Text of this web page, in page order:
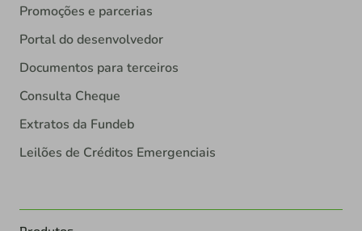
Promoções e parcerias
Portal do desenvolvedor
Documentos para terceiros
Consulta Cheque
Extratos da Fundeb
Leilões de Créditos Emergenciais